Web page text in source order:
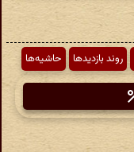
روند بازدیدها حاشیه‌ها